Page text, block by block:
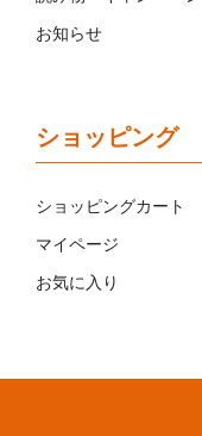
お知らせ
ショッピング
ショッピングカート
マイページ
お気に入り